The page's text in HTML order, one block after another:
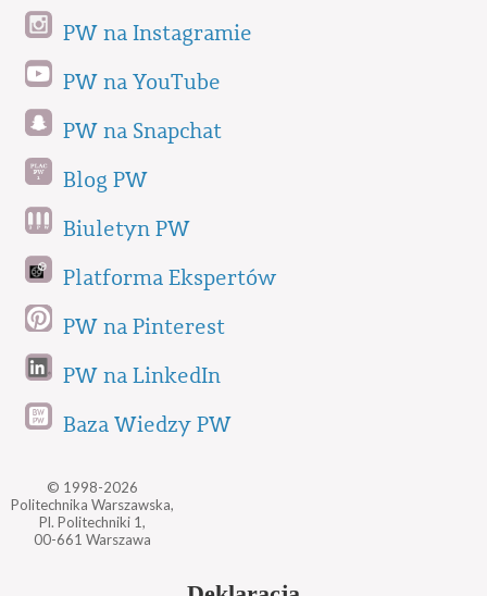
PW na Instagramie
PW na YouTube
PW na Snapchat
Blog PW
Biuletyn PW
Platforma Ekspertów
PW na Pinterest
PW na LinkedIn
Baza Wiedzy PW
© 1998-2026
Politechnika Warszawska,
Pl. Politechniki 1,
00-661 Warszawa